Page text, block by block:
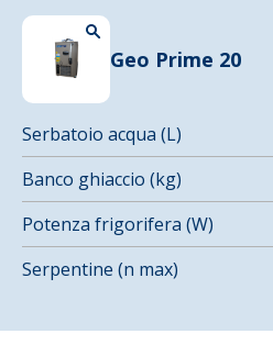
Geo Prime 20
Serbatoio acqua (L)
Banco ghiaccio (kg)
Potenza frigorifera (W)
Serpentine (n max)